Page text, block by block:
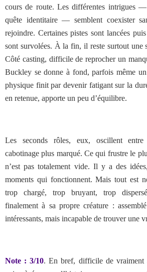
cours de route. Les différentes intrigues
quête identitaire — semblent coexister
rejoindre. Certaines pistes sont lancées puis
sont survolées. À la fin, il reste surtout une
Côté casting, difficile de reprocher un
Buckley se donne à fond, parfois même
physique finit par devenir fatigant sur la
en retenue, apporte un peu d’équilibre.
Les seconds rôles, eux, oscillent entre
cabotinage plus marqué. Ce qui frustre le
n’est pas totalement vide. Il y a des
moments qui fonctionnent. Mais tout est
trop chargé, trop bruyant, trop
finalement à sa propre créature :
intéressants, mais incapable de trouver une
Note : 3/10. En bref, difficile de vraiment